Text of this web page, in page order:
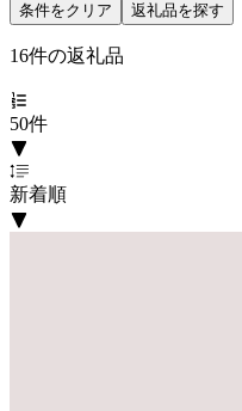
条件をクリア 返礼品を探す
16件の返礼品
50件
新着順